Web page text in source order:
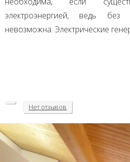
электроэнергией, ведь
невозможна. Электрические
Нет отзывов